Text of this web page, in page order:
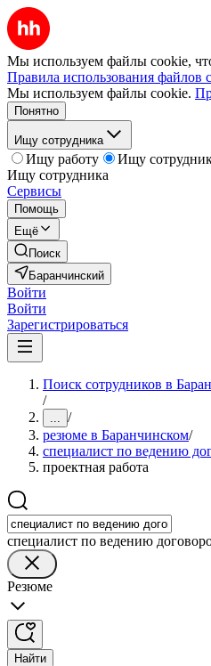
Мы используем файлы cookie,
Правила использования файлов
Мы используем файлы cookie.
Понятно
Ищу сотрудника
Ищу работу
Ищу
Ищу сотрудника
Сервисы
Помощь
Ещё
Поиск
Баранчинский
Войти
Войти
Зарегистрироваться
Поиск сотрудников в
/
... /
резюме в Баранчинском/
специалист по ведению
проектная работа
специалист по ведению
Резюме
Найти